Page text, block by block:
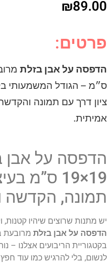
₪89.00
פרטים:
הדפסה על אבן בזלת
ס״מ – הגודל המשמעותי
ציון דרך עם תמונה
אמיתית.
הדפסה על אבן
19×19 ס”מ
תמונה, הקדשה
יש מתנות שרוצים שיהיו קטנות,
הדפסה על אבן בזלת
בקטגוריית הריבועים אצלנו –
לנשום, בלי להרגיש כמו עוד